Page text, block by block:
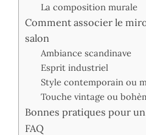
La composition murale
Comment associer le
salon
Ambiance scandinave
Esprit industriel
Style contemporain ou
Touche vintage ou
Bonnes pratiques pour
FAQ